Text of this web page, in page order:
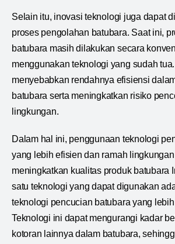
Selain itu, inovasi teknologi juga dapat
proses pengolahan batubara. Saat ini,
batubara masih dilakukan secara
menggunakan teknologi yang sudah
menyebabkan rendahnya efisiensi
batubara serta meningkatkan risiko
lingkungan.
Dalam hal ini, penggunaan teknologi
yang lebih efisien dan ramah
meningkatkan kualitas produk batubara
satu teknologi yang dapat digunakan
teknologi pencucian batubara yang
Teknologi ini dapat mengurangi kadar
kotoran lainnya dalam batubara,